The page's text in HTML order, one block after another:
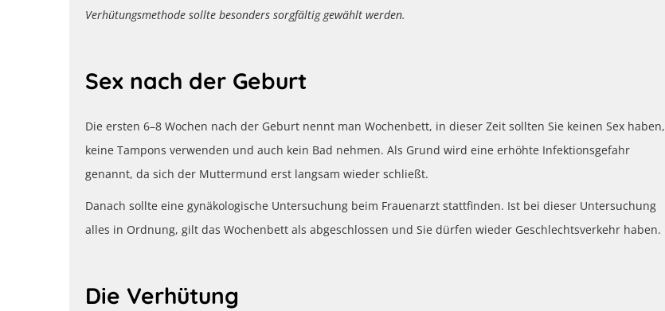
Verhütungsmethode sollte besonders sorgfältig gewählt werden.
Sex nach der Geburt
Die ersten 6–8 Wochen nach der Geburt nennt man Wochenbett, in dieser Zeit sollten Sie keinen Sex haben,
keine Tampons verwenden und auch kein Bad nehmen. Als Grund wird eine erhöhte Infektionsgefahr
genannt, da sich der Muttermund erst langsam wieder schließt.
Danach sollte eine gynäkologische Untersuchung beim Frauenarzt stattfinden. Ist bei dieser Untersuchung
alles in Ordnung, gilt das Wochenbett als abgeschlossen und Sie dürfen wieder Geschlechtsverkehr haben.
Die Verhütung